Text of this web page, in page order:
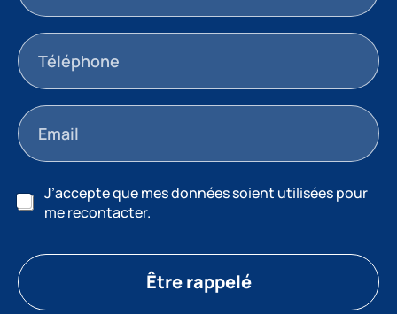
J’accepte que mes données soient utilisées pour
me recontacter.
Être rappelé